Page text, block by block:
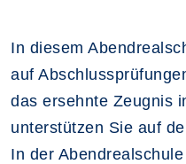
In diesem
auf
das ersehnte Zeugnis
unterstützen Sie auf
In der